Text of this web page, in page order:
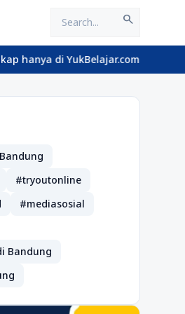
search
di YukBelajar.com. Mulai
#tryoutonline
#mediasosial
Bandung